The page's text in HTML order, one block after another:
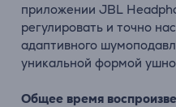
приложении JBL
регулировать и точно
адаптивного
уникальной формой
Общее время